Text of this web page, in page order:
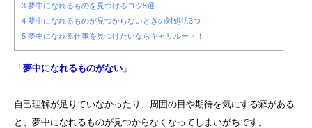
3 夢中になれるものを見つけるコツ5選
4 夢中になれるものが見つからないときの対処法3つ
5 夢中になれる仕事を見つけたいならキャリルート！
「 夢中になれるものがない 」
自己理解が足りていなかったり、周囲の目や期待を気にする癖がある
と、夢中になれるものが見つからなくなってしまいがちです。